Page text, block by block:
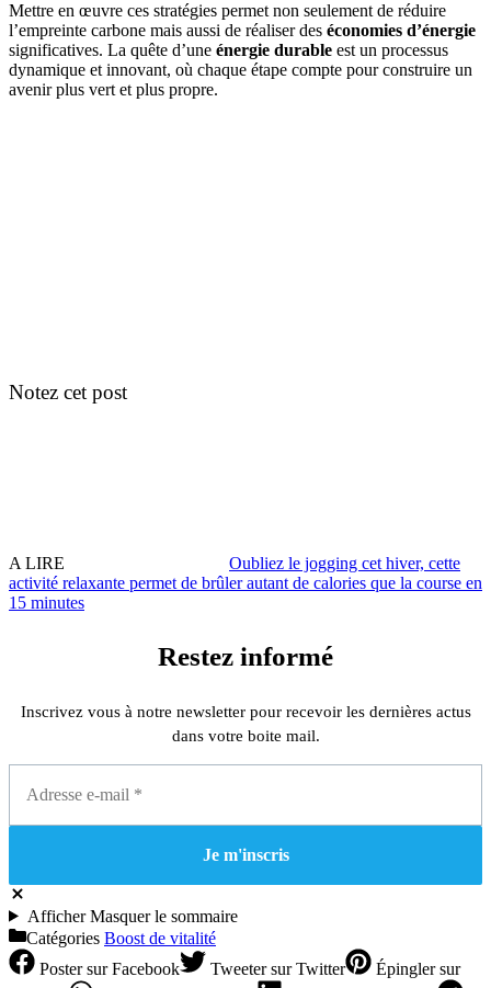
Mettre en œuvre ces stratégies permet non seulement de réduire
l’empreinte carbone mais aussi de réaliser des économies d’énergie
significatives. La quête d’une énergie durable est un processus
dynamique et innovant, où chaque étape compte pour construire un
avenir plus vert et plus propre.
Notez cet post
A LIRE
Oubliez le jogging cet hiver, cette
activité relaxante permet de brûler autant de calories que la course en
15 minutes
Restez informé
Inscrivez vous à notre newsletter pour recevoir les dernières actus
dans votre boite mail.
AfficherMasquerle sommaire
Catégories Boost de vitalité
Postersur Facebook Tweetersur Twitter Épinglersur